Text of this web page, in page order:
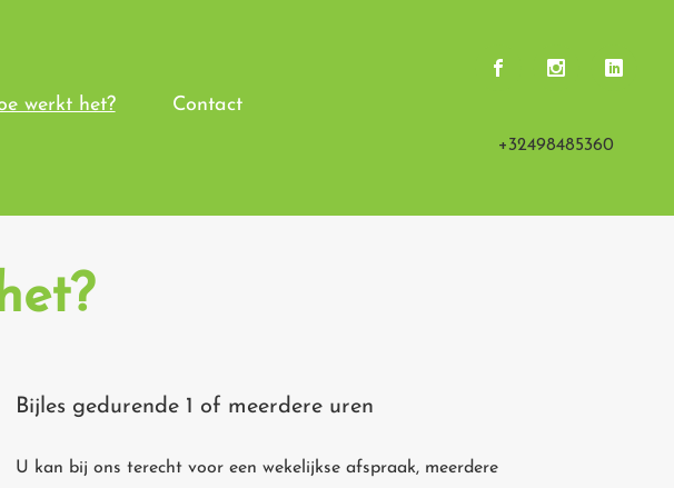
+32498485360
werkt het? Contact
Bijles gedurende 1 of meerdere uren
U kan bij ons terecht voor een wekelijkse afspraak, meerdere